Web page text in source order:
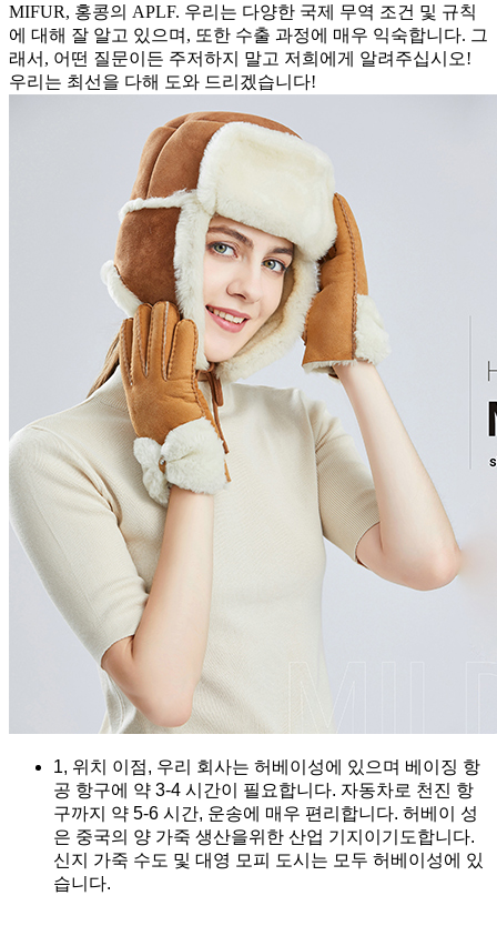
MIFUR, 홍콩의 APLF. 우리는 다양한 국제 무역 조건 및 규칙
에 대해 잘 알고 있으며, 또한 수출 과정에 매우 익숙합니다. 그
래서, 어떤 질문이든 주저하지 말고 저희에게 알려주십시오!
우리는 최선을 다해 도와 드리겠습니다!
1, 위치 이점, 우리 회사는 허베이성에 있으며 베이징 항
공 항구에 약 3-4 시간이 필요합니다. 자동차로 천진 항
구까지 약 5-6 시간, 운송에 매우 편리합니다. 허베이 성
은 중국의 양 가죽 생산을위한 산업 기지이기도합니다.
신지 가죽 수도 및 대영 모피 도시는 모두 허베이성에 있
습니다.